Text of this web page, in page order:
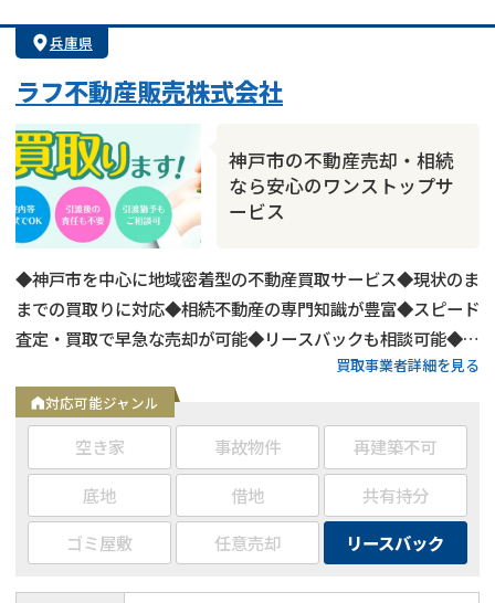
兵庫県
ラフ不動産販売株式会社
神戸市の不動産売却・相続
なら安心のワンストップサ
ービス
◆神戸市を中心に地域密着型の不動産買取サービス◆現状のま
までの買取りに対応◆相続不動産の専門知識が豊富◆スピード
査定・買取で早急な売却が可能◆リースバックも相談可能◆物
件引渡し時期の柔軟な対応◆売却後のアフターフォローも充実
買取事業者詳細を見る
対応可能ジャンル
空き家 事故物件
再建築不可
底地
借地
共有持分
ゴミ屋敷
任意売却 リースバック